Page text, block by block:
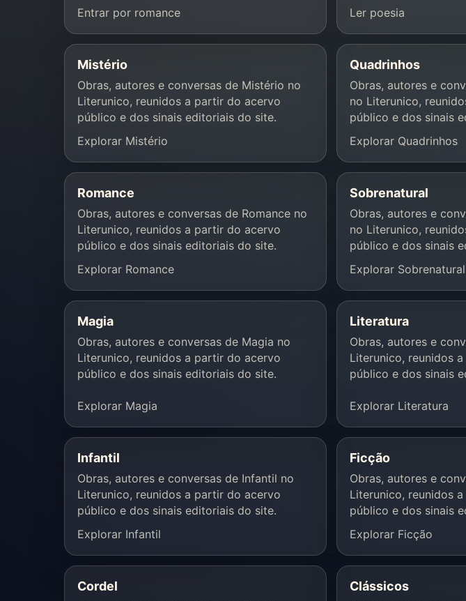
Entrar por romance Ler poesia
Mistério
Obras, autores e conversas de Mistério no
Literunico, reunidos a partir do acervo
público e dos sinais editoriais do site.
Explorar Mistério
Quadrinhos
Obras, autores e
no Literunico,
público e dos sinais
Explorar Quadrinhos
Romance
Obras, autores e conversas de Romance no
Literunico, reunidos a partir do acervo
público e dos sinais editoriais do site.
Explorar Romance
Sobrenatural
Obras, autores e
no Literunico,
público e dos sinais
Explorar Sobrenatural
Magia
Obras, autores e conversas de Magia no
Literunico, reunidos a partir do acervo
público e dos sinais editoriais do site.
Explorar Magia
Literatura
Obras, autores e
Literunico, reunidos
público e dos sinais
Explorar Literatura
Infantil
Obras, autores e conversas de Infantil no
Literunico, reunidos a partir do acervo
público e dos sinais editoriais do site.
Explorar Infantil
Ficção
Obras, autores e
Literunico, reunidos
público e dos sinais
Explorar Ficção
Cordel Clássicos